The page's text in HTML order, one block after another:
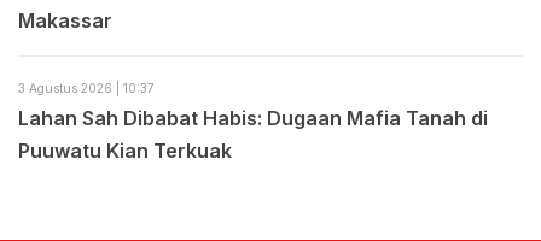
Makassar
3 Agustus 2026 | 10:37
Lahan Sah Dibabat Habis: Dugaan Mafia Tanah di
Puuwatu Kian Terkuak